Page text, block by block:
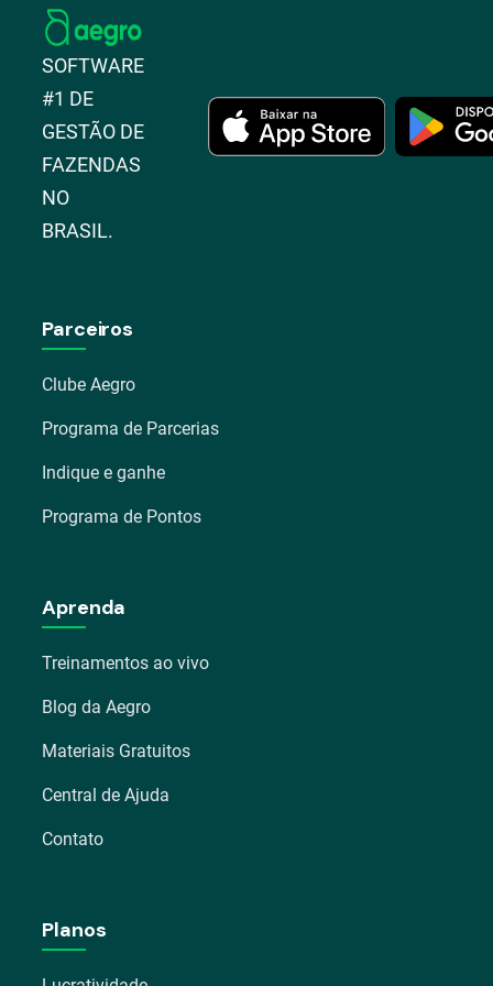
SOFTWARE
#1 DE
GESTÃO DE
FAZENDAS
NO
BRASIL.
Parceiros
Clube Aegro
Programa de Parcerias
Indique e ganhe
Programa de Pontos
Aprenda
Treinamentos ao vivo
Blog da Aegro
Materiais Gratuitos
Central de Ajuda
Contato
Planos